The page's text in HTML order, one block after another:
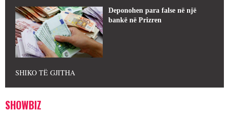
Deponohen para false në një
bankë në Prizren
SHIKO TË GJITHA
SHOWBIZ